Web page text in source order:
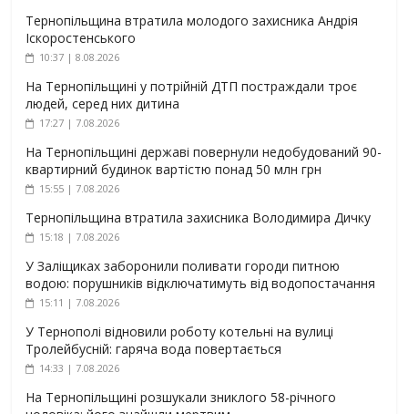
Тернопільщина втратила молодого захисника Андрія
Іскоростенського
10:37 | 8.08.2026
На Тернопільщині у потрійній ДТП постраждали троє
людей, серед них дитина
17:27 | 7.08.2026
На Тернопільщині державі повернули недобудований 90-
квартирний будинок вартістю понад 50 млн грн
15:55 | 7.08.2026
Тернопільщина втратила захисника Володимира Дичку
15:18 | 7.08.2026
У Заліщиках заборонили поливати городи питною
водою: порушників відключатимуть від водопостачання
15:11 | 7.08.2026
У Тернополі відновили роботу котельні на вулиці
Тролейбусній: гаряча вода повертається
14:33 | 7.08.2026
На Тернопільщині розшукали зниклого 58-річного